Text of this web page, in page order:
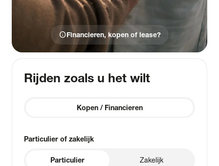
infoFinancieren, kopen of lease?
Rijden zoals u het wilt
Kopen / Financieren
Particulier of zakelijk
Particulier Zakelijk